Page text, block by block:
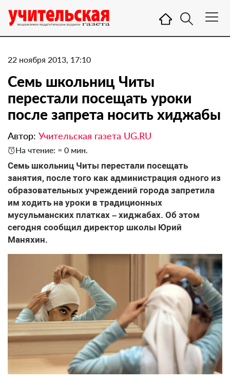
22 ноября 2013, 17:10
Семь школьниц Читы
перестали посещать уроки
после запрета носить хиджабы
Автор: Учительская газета UG.RU
На чтение: ≈ 0 мин.
Семь школьниц Читы перестали посещать
занятия, после того как администрация одного из
образовательных учреждений города запретила
им ходить на уроки в традиционных
мусульманских платках – хиджабах. Об этом
сегодня сообщил директор школы Юрий
Маняхин.